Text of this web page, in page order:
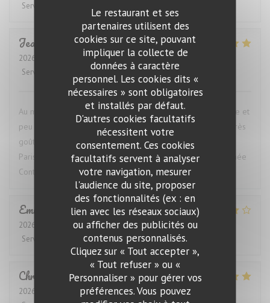
Le restaurant et ses
partenaires utilisent des
cookies sur ce site, pouvant
impliquer la collecte de
données à caractère
personnel. Les cookies dits «
nécessaires » sont obligatoires
et installés par défaut.
D'autres cookies facultatifs
nécessitent votre
consentement. Ces cookies
facultatifs servent à analyser
votre navigation, mesurer
l'audience du site, proposer
des fonctionnalités (ex : en
lien avec les réseaux sociaux)
ou afficher des publicités ou
contenus personnalisés.
Cliquez sur « Tout accepter »,
« Tout refuser » ou «
Personnaliser » pour gérer vos
préférences. Vous pouvez
Service
Jean
2026-08-06
- 12:30 - Couverts 2
Service
Ambiance: 5/5 Cuisine: 4 /5 Qualité / Prix
Au mois d'août, particulièrement agréable, car peu de monde et
peu de bruit. Cuisine de qualité simple et sans chichis mais très
goûteuse. Evidemment une des plus belles carte de vins de
Paris. Le plus souvent pour les yeux seulement! Mais Romanée
Conti, Pétrus, Hermitage ou Montrachet ça fait rêver
Emmeline
2026-08-04
- 12:30 - Couverts 2
Service
Ambiance:4/5 Cuisine:5/5 Qualité / Prix
Christiane M
2026-07-11
- 19:30 - Couverts 2